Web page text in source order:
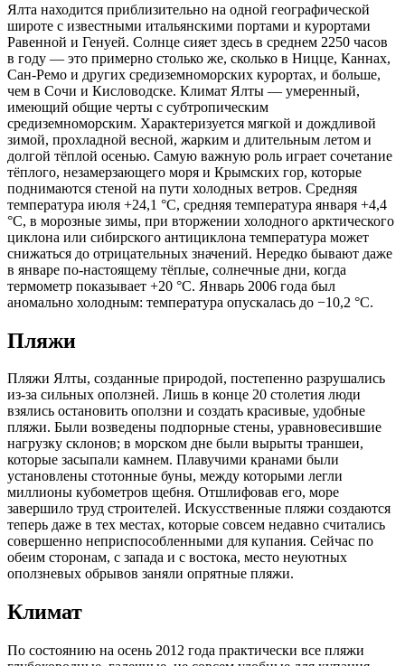
Ялта находится приблизительно на одной географической
широте с известными итальянскими портами и курортами
Равенной и Генуей. Солнце сияет здесь в среднем 2250 часов
в году — это примерно столько же, сколько в Ницце, Каннах,
Сан-Ремо и других средиземноморских курортах, и больше,
чем в Сочи и Кисловодске. Климат Ялты — умеренный,
имеющий общие черты с субтропическим
средиземноморским. Характеризуется мягкой и дождливой
зимой, прохладной весной, жарким и длительным летом и
долгой тёплой осенью. Самую важную роль играет сочетание
тёплого, незамерзающего моря и Крымских гор, которые
поднимаются стеной на пути холодных ветров. Средняя
температура июля +24,1 °C, средняя температура января +4,4
°C, в морозные зимы, при вторжении холодного арктического
циклона или сибирского антициклона температура может
снижаться до отрицательных значений. Нередко бывают даже
в январе по-настоящему тёплые, солнечные дни, когда
термометр показывает +20 °C. Январь 2006 года был
аномально холодным: температура опускалась до −10,2 °C.
Пляжи
Пляжи Ялты, созданные природой, постепенно разрушались
из-за сильных оползней. Лишь в конце 20 столетия люди
взялись остановить оползни и создать красивые, удобные
пляжи. Были возведены подпорные стены, уравновесившие
нагрузку склонов; в морском дне были вырыты траншеи,
которые засыпали камнем. Плавучими кранами были
установлены стотонные буны, между которыми легли
миллионы кубометров щебня. Отшлифовав его, море
завершило труд строителей. Искусственные пляжи создаются
теперь даже в тех местах, которые совсем недавно считались
совершенно неприспособленными для купания. Сейчас по
обеим сторонам, с запада и с востока, место неуютных
оползневых обрывов заняли опрятные пляжи.
Климат
По состоянию на осень 2012 года практически все пляжи